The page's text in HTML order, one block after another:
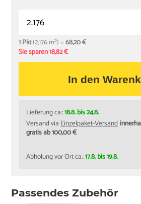
1 Pkt(2,176 m²) =68,20 €
Sie sparen 18,82 €
In den
Lieferung ca.:18.8. bis 24.8.
Versand viaEinzelpaket-Versand
gratis ab 100,00 €
Abholung vor Ort ca.:17.8. bis 19.8.
Passendes Zubehör